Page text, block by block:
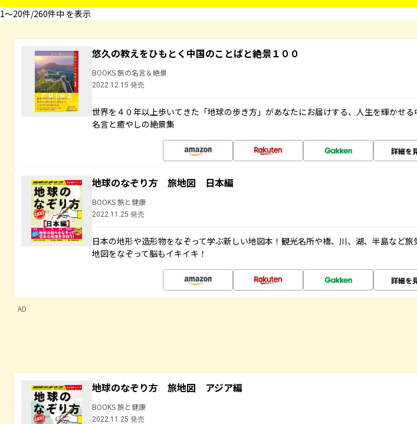
1〜20件/260件中 を表示
悠久の教えをひもとく中国のことばと絶景１００
BOOKS 旅の名言＆絶景
2022.12.15 発売
世界を４０年以上歩いてきた「地球の歩き方」があなたにお届けする、人生を輝かせる
名言と癒やしの絶景集
詳細を
地球のなぞり方 旅地図 日本編
BOOKS 旅と健康
2022.11.25 発売
日本の地形や造形物をなぞって学ぶ新しい地図本！観光名所や橋、川、湖、半島など旅
地図をなぞって脳もイキイキ！
詳細を
AD
地球のなぞり方 旅地図 アジア編
BOOKS 旅と健康
2022.11.25 発売